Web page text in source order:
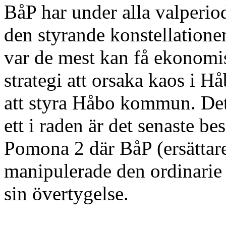
BåP har under alla
den styrande
var de mest kan få
strategi att orsaka kaos i
att styra Håbo kommun.
ett i raden är det senaste
Pomona 2 där BåP
manipulerade den
sin övertygelse.